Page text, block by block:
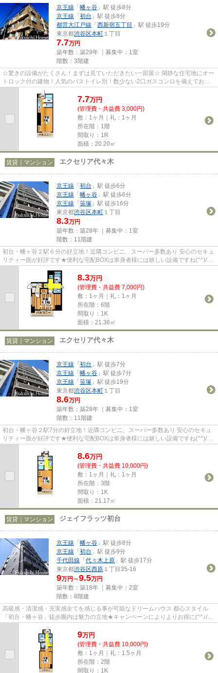
京王線 「幡ヶ谷 」駅 徒歩8分
京王線 「初台 」駅 徒歩8分
都営大江戸線 「西新宿五丁目 」駅 徒歩19分
東京都渋谷区本町 １丁目
7.7万円
築年数：築29年 ｜募集中： 1室
階数：3階建
☆驚きの設備がたくさん！まずは見ていただきたい一部屋☆ 閑静な住宅地にオー
トロック付の建物！人気のバストイレ別！数少ない2口ガスコンロを備えてお
り、女性の入居者様にも大好評の...
7.7万円
(管理費・共益費 3,000円)
敷：1ヶ月｜礼：1ヶ月
所在階：1階
間取り：1R
面積：20.20㎡
賃貸｜マンション エクセリア代々木
京王線 「初台 」駅 徒歩6分
京王線 「幡ヶ谷 」駅 徒歩6分
京王線 「笹塚 」駅 徒歩16分
東京都渋谷区本町 １丁目
8.3万円
築年数：築28年 ｜募集中： 1室
階数：11階建
初台・幡ヶ谷２駅６分の好立地！近隣コンビニ、スーパー多数あり 安心のセキュ
リティー面が好評です★便利な宅配BOXは単身者様には嬉しい設備ですね(^^)/是
非楽天でのお買い物をお楽し...
8.3万円
(管理費・共益費 7,000円)
敷：1ヶ月｜礼：1ヶ月
所在階：6階
間取り：1K
面積：21.36㎡
賃貸｜マンション エクセリア代々木
京王線 「初台 」駅 徒歩7分
京王線 「幡ヶ谷 」駅 徒歩7分
京王線 「笹塚 」駅 徒歩19分
東京都渋谷区本町 １丁目
8.6万円
築年数：築28年 ｜募集中： 1室
階数：11階建
初台・幡ヶ谷２駅7分の好立地！近隣コンビニ、スーパー多数あり 安心のセキュ
リティー面が好評です★便利な宅配BOXは単身者様には嬉しい設備ですね(^^)/是
非楽天でのお買い物をお楽しみ...
8.6万円
(管理費・共益費 10,000円)
敷：1ヶ月｜礼：1ヶ月
所在階：3階
間取り：1K
面積：21.17㎡
賃貸｜マンション ジェイフラッツ初台
京王線 「幡ヶ谷 」駅 徒歩8分
京王線 「初台 」駅 徒歩9分
千代田線 「代々木上原 」駅 徒歩17分
東京都渋谷区西原 １丁目35-16
9万円～9.5万円
築年数：築18年 ｜募集中： 2室
階数：8階建
高級感・清潔感・充実感全てを感じる事が可能なドリームハウス 都心スタイル
「初台・幡ヶ谷」徒歩圏内は魅力の立地★キャンペーンによりよりお得に(^^♪/自
分だけの素敵なお部屋をココで...
9万円
(管理費・共益費 10,000円)
敷：1ヶ月｜礼：1.5ヶ月
所在階：2階
間取り：1K